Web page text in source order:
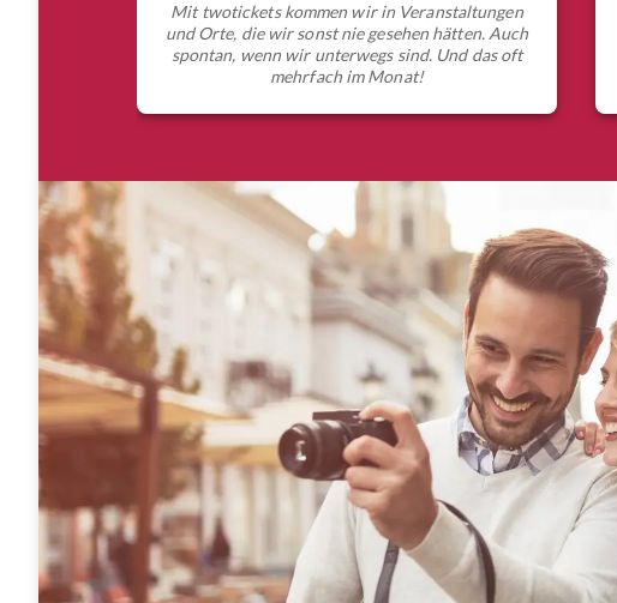
Mit twotickets kommen wir in Veranstaltungen
und Orte, die wir sonst nie gesehen hätten. Auch
spontan, wenn wir unterwegs sind. Und das oft
mehrfach im Monat!